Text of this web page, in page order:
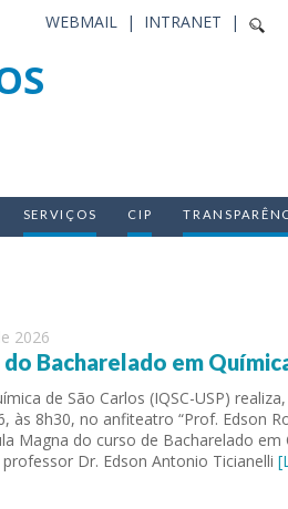
INTRANET |
WEBMAIL |
SERVIÇOS CIP
2026
Bacharelado em
de São Carlos (IQSC-USP)
às 8h30, no anfiteatro “Prof. Edson
Magna do curso de Bacharelado em
Dr. Edson Antonio Ticianelli